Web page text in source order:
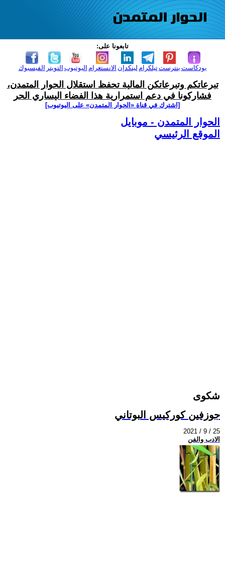
تابعونا على:
الفيسبوك التويتر اليوتيوب الانستغرام لينكدإن تيلكرامبنترست بودكاست
تبرعاتكم وتبرعاتكن المالية تحفظ استقلال الحوار المتمدن،
فشاركونا في دعم استمرارية هذا الفضاء اليساري الحر
[اشترك في قناة ‫«الحوار المتمدن» على اليوتيوب]
الحوار المتمدن - موبايل
الموقع الرئيسي
شكوى
جوزفين كوركيس البوتاني
2021 / 9 / 25
الادب والفن